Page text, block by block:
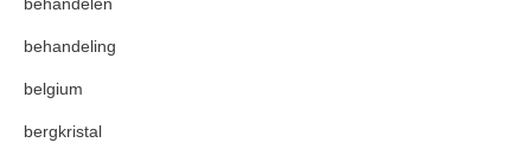
behandeling
belgium
bergkristal